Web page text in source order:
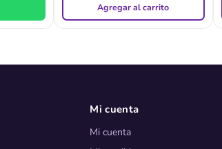
Agregar al carrito
Mi cuenta
Mi cuenta